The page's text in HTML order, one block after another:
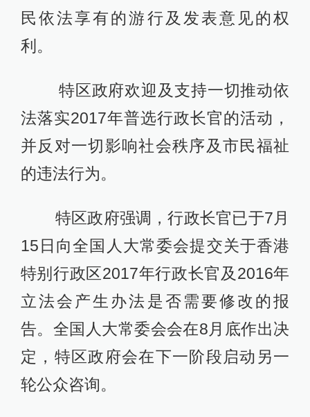
民依法享有的游行及发表意见的权
利。
特区政府欢迎及支持一切推动依
法落实2017年普选行政长官的活动，
并反对一切影响社会秩序及市民福祉
的违法行为。
特区政府强调，行政长官已于7月
15日向全国人大常委会提交关于香港
特别行政区2017年行政长官及2016年
立法会产生办法是否需要修改的报
告。全国人大常委会会在8月底作出决
定，特区政府会在下一阶段启动另一
轮公众咨询。